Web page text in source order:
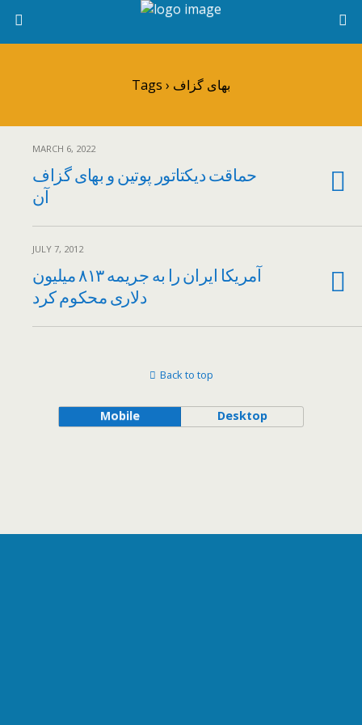
Tags › بهای گزاف
MARCH 6, 2022
حماقت دیکتاتور پوتین و بهای گزاف
آن
JULY 7, 2012
آمریکا ایران را به جریمه ۸۱۳ میلیون
دلاری محکوم کرد
Back to top
Mobile Desktop